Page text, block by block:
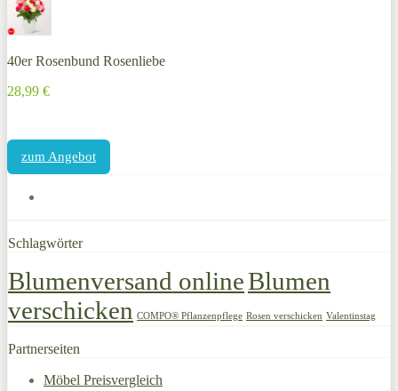
40er Rosenbund Rosenliebe
28,99 €
zum Angebot
Schlagwörter
Blumenversand onlineBlumen
verschicken COMPO® Pflanzenpflege Rosen verschicken Valentinstag
Partnerseiten
Möbel Preisvergleich